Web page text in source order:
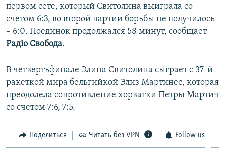
УКРАИНСКАЯ ПРОБЛЕМА КРЫМА
Все сайты RFE/RL
первом сете, который Свитолина выиграла со
счетом 6:3, во второй партии борьбы не получилось
– 6:0. Поединок продолжался 58 минут, сообщает
Радiо Свобода.
В четвертьфинале Элина Свитолина сыграет с 37-й
ракеткой мира бельгийкой Элиз Мартинес, которая
преодолела сопротивление хорватки Петры Мартич
со счетом 7:6, 7:5.
Поделиться Читать без VPN Follow us